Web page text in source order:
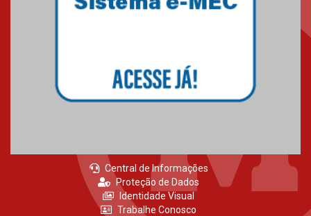
Central de Informações
Proteção de Dados
Identidade Visual
Trabalhe Conosco